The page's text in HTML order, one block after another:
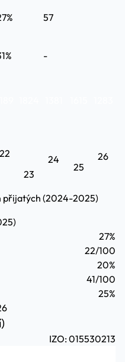
57
-
22
23
24
25
26
přijatých (2024-2025)
27%
22/100
20%
41/100
25%
IZO: 015530213